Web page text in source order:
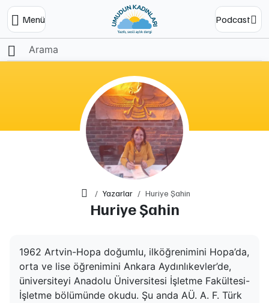
Menü Podcast
Ana SayfaYazarlar Huriye Şahin
Huriye Şahin
1962 Artvin-Hopa doğumlu, ilköğrenimini Hopa’da,
orta ve lise öğrenimini Ankara Aydınlıkevler’de,
üniversiteyi Anadolu Üniversitesi İşletme Fakültesi-
İşletme bölümünde okudu. Şu anda AÜ. A. F. Türk